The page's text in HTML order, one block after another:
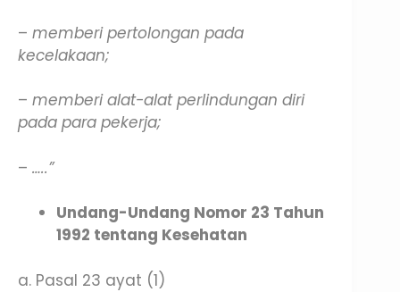
– memberi pertolongan pada
kecelakaan;
– memberi alat-alat perlindungan diri
pada para pekerja;
– …..”
Undang-Undang Nomor 23 Tahun
1992 tentang Kesehatan
a. Pasal 23 ayat (1)